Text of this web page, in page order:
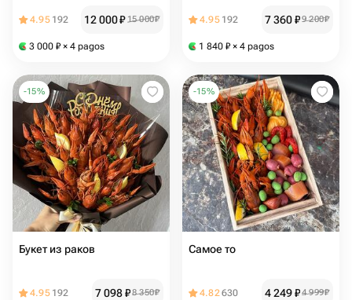
4.95 192 12 000₽ 15 000₽
3 000 ₽ × 4 pagos
4.95 192 7 360₽9 200₽
1 840 ₽ × 4 pagos
-15%
Букет из раков
4.95 192 7 098₽8 350₽
-15%
Самое то
4.82630 4 249₽4 999₽